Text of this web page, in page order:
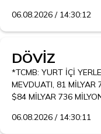
06.08.2026 / 14:30:12
DÖVİZ
*TCMB: YURT İÇİ
MEVDUATI, 81 MİLYAR
$84 MİLYAR 736
06.08.2026 / 14:30:11